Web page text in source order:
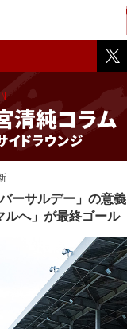
清純コラム
イドラウンジ
ーサルデー」の意義
ルへ」が最終ゴール